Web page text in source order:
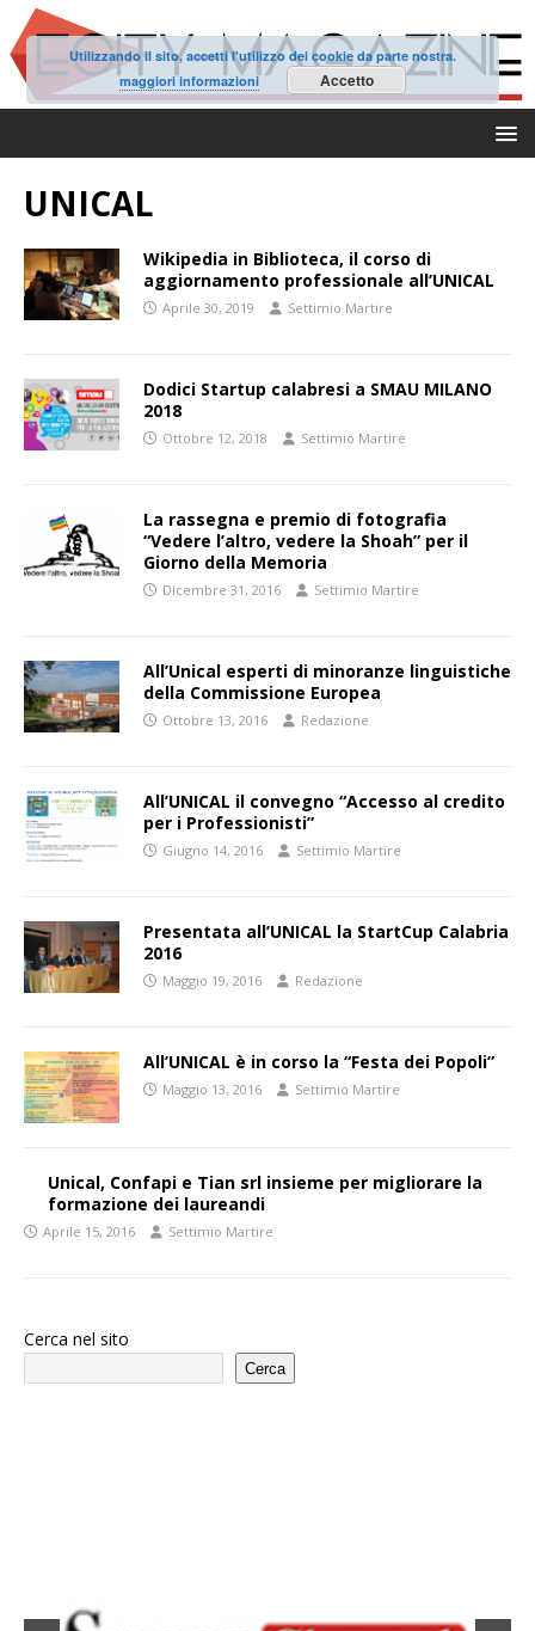
UNICAL
Wikipedia in Biblioteca, il corso di
aggiornamento professionale all’UNICAL
Aprile 30, 2019 Settimio Martire
Dodici Startup calabresi a SMAU MILANO
2018
Ottobre 12, 2018 Settimio Martire
La rassegna e premio di fotografia
“Vedere l’altro, vedere la Shoah” per il
Giorno della Memoria
Dicembre 31, 2016 Settimio Martire
All’Unical esperti di minoranze linguistiche
della Commissione Europea
Ottobre 13, 2016 Redazione
All’UNICAL il convegno “Accesso al credito
per i Professionisti”
Giugno 14, 2016 Settimio Martire
Presentata all’UNICAL la StartCup Calabria
2016
Maggio 19, 2016 Redazione
All’UNICAL è in corso la “Festa dei Popoli”
Maggio 13, 2016 Settimio Martire
Unical, Confapi e Tian srl insieme per migliorare la
formazione dei laureandi
Aprile 15, 2016 Settimio Martire
Cerca nel sito
Cerca
Utilizzando il sito, accetti l'utilizzo dei cookie da parte nostra.
maggiori informazioni
Accetto